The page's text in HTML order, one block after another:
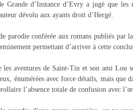
Grande d’Instance d’Evry a jugé que
dévolu aux ayants droit d’Hergé.
parodie conférée aux romans publiés par
permettant d’arriver à cette
aventures de Saint-Tin et son ami Lou
énumérées avec force détails, mais que
l’absence totale de confusion avec